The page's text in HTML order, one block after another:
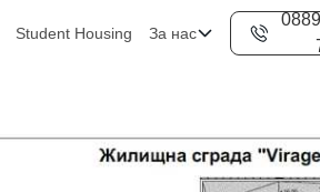
Student Housing За нас